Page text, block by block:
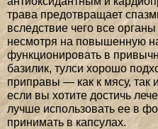
трава предотвращает
вследствие чего все
несмотря на повышенную
функционировать в
базилик, тулси хорошо
приправы — как к мясу, так
если вы хотите достичь
лучше использовать ее в
принимать в капсулах.